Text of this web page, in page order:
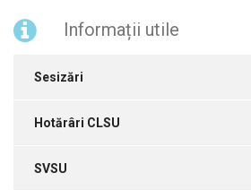
Informații utile
Sesizări
Hotărâri CLSU
SVSU